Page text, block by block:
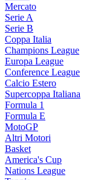
Mercato
Serie A
Serie B
Coppa Italia
Champions League
Europa League
Conference League
Calcio Estero
Supercoppa Italiana
Formula 1
Formula E
MotoGP
Altri Motori
Basket
America's Cup
Nations League